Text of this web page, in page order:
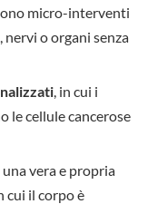
micro-interventi
o organi senza
, in cui i
le cellule cancerose
una vera e propria
cui il corpo è